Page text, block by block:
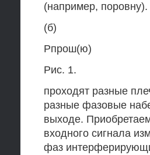
(например,
(б)
Рпрош(ю)
Рис. 1.
проходят разные
разные фазовые
выходе.
входного сигнала
фаз